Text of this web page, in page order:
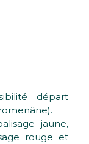
départ
jaune,
rouge et